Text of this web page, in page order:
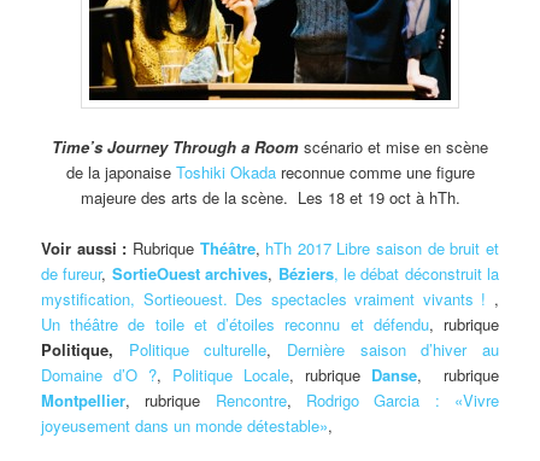
Time’s Journey Through a Room scénario et mise en scène
de la japonaiseToshiki Okadareconnue comme une figure
majeure des arts de la scène. Les 18 et 19 oct à hTh.
Voir aussi : Rubrique Théâtre, hTh 2017 Libre saison de bruit et
de fureur, SortieOuest archives, Béziers, le débat déconstruit la
mystification, Sortieouest. Des spectacles vraiment vivants ! ,
Un théâtre de toile et d’étoiles reconnu et défendu, rubrique
Politique,
Politique culturelle, Dernière saison d’hiver au
Domaine d’O ?, Politique Locale, rubrique Danse, rubrique
Montpellier, rubrique Rencontre, Rodrigo Garcia : «Vivre
joyeusement dans un monde détestable»,